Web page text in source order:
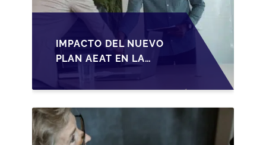
IMPACTO DEL NUEVO
PLAN AEAT EN LA
TRANSMISIÓN DE
PYMES ESPAÑOLAS